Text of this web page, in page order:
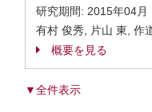
研究期間: 2015年04月
有村 俊秀, 片山 東, 作
概要を見る
▼全件表示